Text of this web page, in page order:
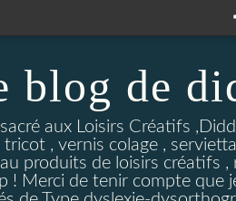
blog de
aux Loisirs Créatifs
, vernis colage ,
produits de loisirs créatifs
! Merci de tenir compte que